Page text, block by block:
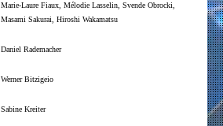
Marie-Laure Fiaux, Mélodie Lasselin, Svende Obrocki,
Masami Sakurai, Hiroshi Wakamatsu
Daniel Rademacher
Werner Bitzigeio
Sabine Kreiter